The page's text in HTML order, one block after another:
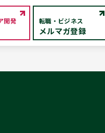
開発 転職・ビジネス
メルマガ登録